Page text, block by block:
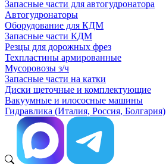
Запасные части для автогудронатора
Автогудронаторы
Оборудование для КДМ
Запасные части КДМ
Резцы для дорожных фрез
Техпластины армированные
Мусоровозы з/ч
Запасные части на катки
Диски щеточные и комплектующие
Вакуумные и илососные машины
Гидравлика (Италия, Россия, Болгария)